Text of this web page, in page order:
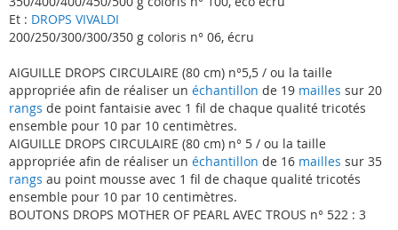
Et : DROPS VIVALDI
200/250/300/300/350 g coloris n° 06, écru
AIGUILLE DROPS CIRCULAIRE (80 cm) n°5,5 / ou la taille
appropriée afin de réaliser un échantillon de 19 mailles sur 20
rangs de point fantaisie avec 1 fil de chaque qualité tricotés
ensemble pour 10 par 10 centimètres.
AIGUILLE DROPS CIRCULAIRE (80 cm) n° 5 / ou la taille
appropriée afin de réaliser un échantillon de 16 mailles sur 35
rangs au point mousse avec 1 fil de chaque qualité tricotés
ensemble pour 10 par 10 centimètres.
BOUTONS DROPS MOTHER OF PEARL AVEC TROUS n° 522 : 3